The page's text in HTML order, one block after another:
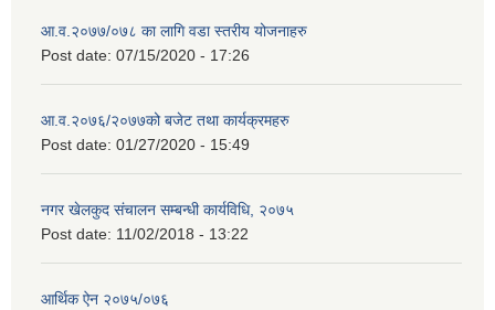
आ.व.२०७७/०७८ का लागि वडा स्तरीय योजनाहरु
Post date: 07/15/2020 - 17:26
आ.व.२०७६/२०७७को बजेट तथा कार्यक्रमहरु
Post date: 01/27/2020 - 15:49
नगर खेलकुद संचालन सम्बन्धी कार्यविधि, २०७५
Post date: 11/02/2018 - 13:22
आर्थिक ऐन २०७५/०७६